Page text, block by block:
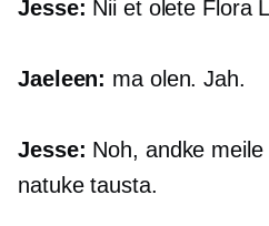
Jesse: Nii et olete Flora
Jaeleen: ma olen. Jah.
Jesse: Noh, andke
natuke tausta.